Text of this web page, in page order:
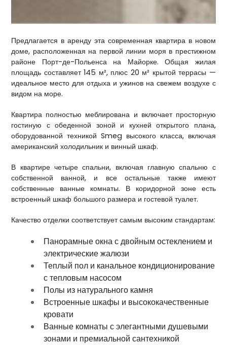
Предлагается в аренду эта современная квартира в новом
доме, расположенная на первой линии моря в престижном
районе Порт-де-Польенса на Майорке. Общая жилая
площадь составляет 145 м², плюс 20 м² крытой террасы —
идеальное место для отдыха и ужинов на свежем воздухе с
видом на море.
Квартира полностью меблирована и включает просторную
гостиную с обеденной зоной и кухней открытого плана,
оборудованной техникой Smeg высокого класса, включая
американский холодильник и винный шкаф.
В квартире четыре спальни, включая главную спальню с
собственной ванной, и все остальные также имеют
собственные ванные комнаты. В коридорной зоне есть
встроенный шкаф большого размера и гостевой туалет.
Качество отделки соответствует самым высоким стандартам:
Панорамные окна с двойным остеклением и
электрические жалюзи
Теплый пол и канальное кондиционирование
с тепловым насосом
Полы из натурального камня
Встроенные шкафы и высококачественные
кровати
Ванные комнаты с элегантными душевыми
зонами и премиальной сантехникой